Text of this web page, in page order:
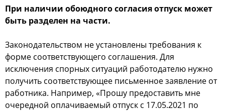
При наличии обоюдного согласия отпуск может
быть разделен на части.
Законодательством не установлены требования к
форме соответствующего соглашения. Для
исключения спорных ситуаций работодателю нужно
получить соответствующее письменное заявление от
работника. Например, «Прошу предоставить мне
очередной оплачиваемый отпуск с 17.05.2021 по